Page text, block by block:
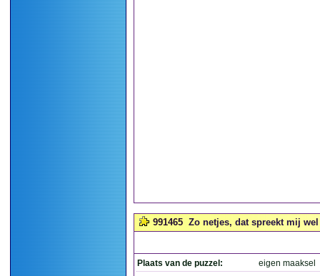
991465 Zo netjes, dat spreekt mij wel
Plaats van de puzzel: eigen maaksel